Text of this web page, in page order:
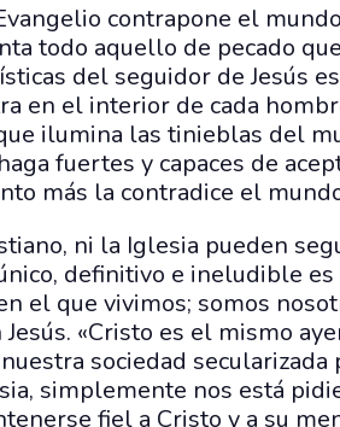
contrapone el
todo aquello de pecado
del seguidor de Jesús
en el interior de cada
ilumina las tinieblas del
fuertes y capaces de
más la contradice el
ni la Iglesia pueden
definitivo e ineludible es
el que vivimos; somos
«Cristo es el mismo
sociedad
simplemente nos está
fiel a Cristo y a su